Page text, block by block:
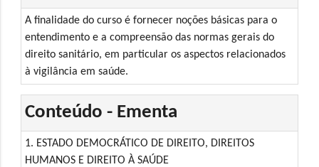
A finalidade do curso é fornecer noções básicas para o
entendimento e a compreensão das normas gerais do
direito sanitário, em particular os aspectos relacionados
à vigilância em saúde.
Conteúdo - Ementa
1. ESTADO DEMOCRÁTICO DE DIREITO, DIREITOS
HUMANOS E DIREITO À SAÚDE